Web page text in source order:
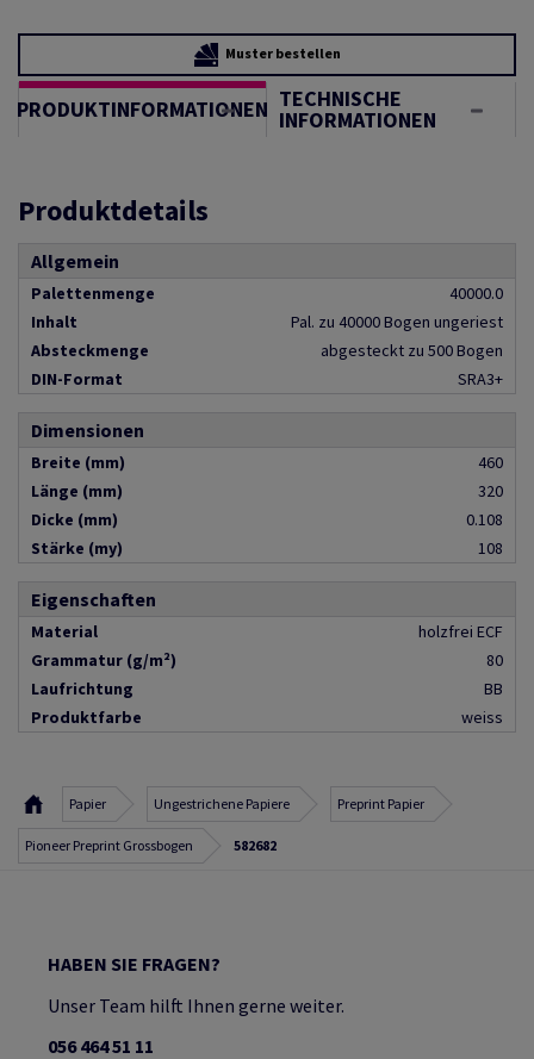
Muster bestellen
PRODUKTINFORMATIONEN TECHNISCHE
INFORMATIONEN
Produktdetails
Allgemein
Palettenmenge
40000.0
Inhalt
Pal. zu 40000 Bogen ungeriest
Absteckmenge
abgesteckt zu 500 Bogen
DIN-Format
SRA3+
Dimensionen
Breite (mm)
460
Länge (mm)
320
Dicke (mm)
0.108
Stärke (my)
108
Eigenschaften
Material
holzfrei ECF
Grammatur (g/m²)
80
Laufrichtung
BB
Produktfarbe
weiss
Papier Ungestrichene Papiere Preprint Papier
Pioneer Preprint Grossbogen 582682
HABEN SIE FRAGEN?
Unser Team hilft Ihnen gerne weiter.
056 464 51 11